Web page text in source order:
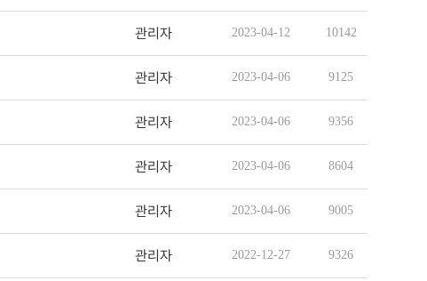
관리자 2023-04-12 10142
관리자 2023-04-06 9125
관리자 2023-04-06 9356
관리자 2023-04-06 8604
관리자 2023-04-06 9005
관리자 2022-12-27 9326